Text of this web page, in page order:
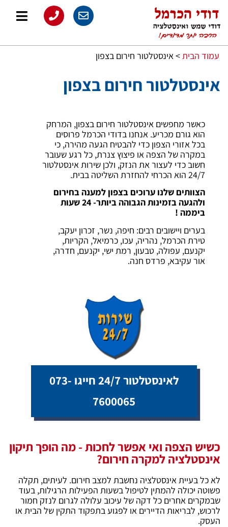
עמוד הבית>אינסטלטור חירום בצפון
אינסטלטור חירום בצפון
כאשר מחפשים אינסטלטור חירום בצפון, המרחק
הוא גורם מכריע. אנחנו בדודי הכרמל פרוסים
בכל אזורי הצפון כדי להבטיח הגעה מהירה, כי
במקרה של הצפה או פיצוץ צנרת, כל רגע שעובר
חשוב כדי לעצור את הנזק, ולכן שירות אינסטלטור
24/7 הוא הכרחי להחזרת השליטה בבית.
הצוותים שלנו ערוכים בצפון למענה בחירום
ולהגעה בזמינות הגבוהה ביותר- 24 שעות
ביממה !
בערים ויישובים רבים: חיפה, נשר, זכרון יעקב,
טירת הכרמל, נהריה, עכו, כרמיאל, הקריות,
יקנעם, עפולה, טבעון, רמת ישי, יקנעם, חדרה,
אור עקיבא, פרדס חנה.
לאינסטלטור 24/7 חייגו 073-
7600065
כשיש הצפה ואי אפשר לחכות - מה הופך תיקון
אינסטלציה למקרה חירום?
לא כל בעיית אינסטלציה נחשבת למצב חירום. לעיתים, תקלה
פשוטה יכולה להמתין לטיפול בשעות הפעילות הרגילות, בעוד
שבמקרים אחרים כל דקה של עיכוב עלולה לגרום לנזק חמור
לרכוש, לבריאות הדיירים או לפגוע בתפקוד התקין של הבית או
העסק.